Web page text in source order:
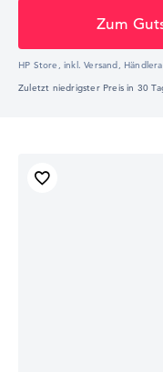
Zum
HP Store, inkl. Versand,
Zuletzt niedrigster Preis in 30